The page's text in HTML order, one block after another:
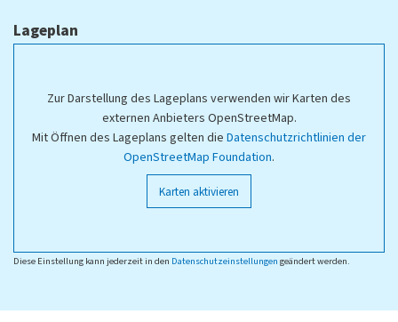
Lageplan
Zur Darstellung des Lageplans verwenden wir Karten des
externen Anbieters OpenStreetMap.
Mit Öffnen des Lageplans gelten die Datenschutzrichtlinien der
OpenStreetMap Foundation.
Karten aktivieren
Diese Einstellung kann jederzeit in den Datenschutzeinstellungen geändert werden.